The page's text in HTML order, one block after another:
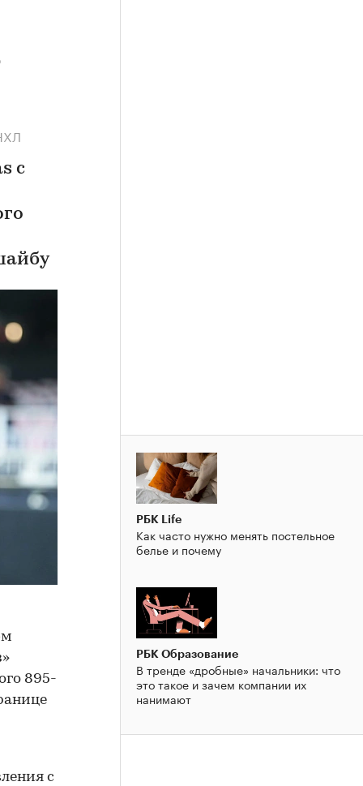
с
895-
с
РБК Life
Как часто нужно менять постельное
белье и почему
РБК Образование
В тренде «дробные» начальники: что
это такое и зачем компании их
нанимают